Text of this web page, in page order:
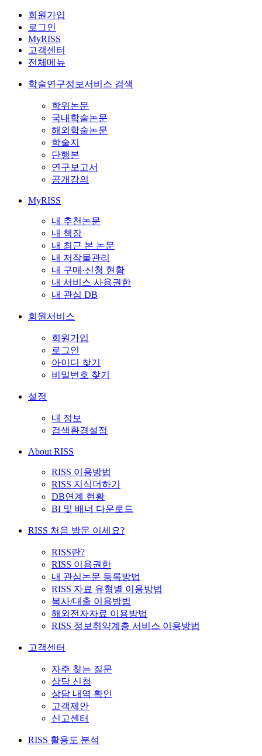
회원가입
로그인
MyRISS
고객센터
전체메뉴
학술연구정보서비스 검색
학위논문
국내학술논문
해외학술논문
학술지
단행본
연구보고서
공개강의
MyRISS
내 추천논문
내 책장
내 최근 본 논문
내 저작물관리
내 구매·신청 현황
내 서비스 사용권한
내 관심 DB
회원서비스
회원가입
로그인
아이디 찾기
비밀번호 찾기
설정
내 정보
검색환경설정
About RISS
RISS 이용방법
RISS 지식더하기
DB연계 현황
BI 및 배너 다운로드
RISS 처음 방문 이세요?
RISS란?
RISS 이용권한
내 관심논문 등록방법
RISS 자료 유형별 이용방법
복사/대출 이용방법
해외전자자료 이용방법
RISS 정보취약계층 서비스 이용방법
고객센터
자주 찾는 질문
상담 신청
상담 내역 확인
고객제안
신고센터
RISS 활용도 분석